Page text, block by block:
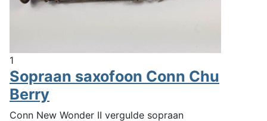
1
Sopraan saxofoon Conn Chu
Berry
Conn New Wonder II vergulde sopraan